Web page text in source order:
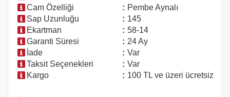
Cam Özelliği
: Pembe Aynalı
Sap Uzunluğu
: 145
Ekartman
: 58-14
Garanti Süresi
: 24 Ay
İade
: Var
Taksit Seçenekleri
: Var
Kargo
: 100 TL ve üzeri ücretsiz